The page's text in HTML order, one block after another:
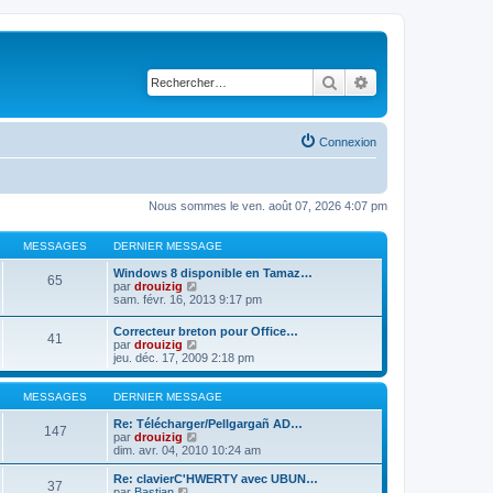
Rechercher
Connexion
Nous sommes le ven. août 07, 2026 4:07 pm
MESSAGES DERNIER MESSAGE
65
Windows 8 disponible en Tamaz…
par drouizig
o
u
l
t
e
r
l
d
e
r
n
i
sam. févr. 16, 2013 9:17 pm
41
Correcteur breton pour Office…
par drouizig
o
n
s
u
l
t
r
l
e
jeu. déc. 17, 2009 2:18 pm
MESSAGES DERNIER MESSAGE
147
Re: Télécharger/Pellgargañ AD…
par drouizig
o
n
s
dim. avr. 04, 2010 10:24 am
37
Re: clavierC'HWERTY avec UBUN…